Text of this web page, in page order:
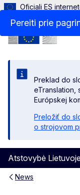
Pereiti prie
Oficiali ES
Preklad do
eTranslation,
Európskej
Preložiť do
o strojovom
Atstovybė
Menu
News